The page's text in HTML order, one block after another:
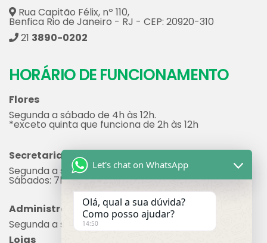
Rua Capitão Félix, nº 110,
Benfica Rio de Janeiro - RJ - CEP: 20920-310
21 3890-0202
HORÁRIO DE FUNCIONAMENTO
Flores
Segunda a sábado de 4h às 12h.
*exceto quinta que funciona de 2h às 12h
Secretaria
Segunda a sexta: 7h às 17h
Sábados: 7h às 12h
Administração
Segunda a sexta: 8h às 17h
Lojas
Let's chat on WhatsApp
Olá, qual a sua dúvida?
Como posso ajudar?
14:50